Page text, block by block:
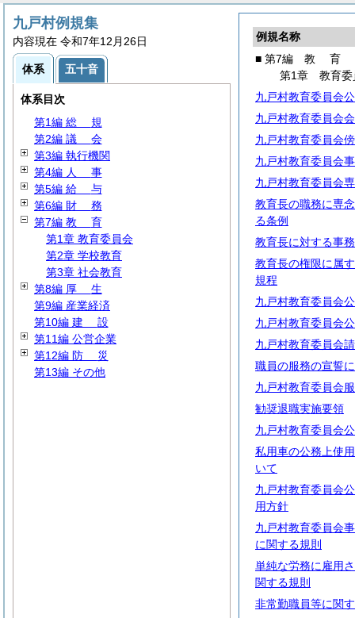
例規名称
■ 第7編 教 育
第1章 教育委
九戸村教育委員会
九戸村教育委員会
九戸村教育委員会
九戸村教育委員会
九戸村教育委員会
教育長の職務に専
る条例
教育長に対する事
教育長の権限に属
規程
九戸村教育委員会
九戸村教育委員会
九戸村教育委員会
職員の服務の宣誓
九戸村教育委員会
勧奨退職実施要領
九戸村教育委員会
私用車の公務上使
いて
九戸村教育委員会
用方針
九戸村教育委員会
に関する規則
単純な労務に雇用
関する規則
非常勤職員等に関
九戸村例規集
内容現在 令和7年12月26日
体系 五十音
体系目次
第1編 総 規
第2編 議 会
第3編 執行機関
第4編 人 事
第5編 給 与
第6編 財 務
第7編 教 育
第1章 教育委員会
第2章 学校教育
第3章 社会教育
第8編 厚 生
第9編 産業経済
第10編 建 設
第11編 公営企業
第12編 防 災
第13編 その他